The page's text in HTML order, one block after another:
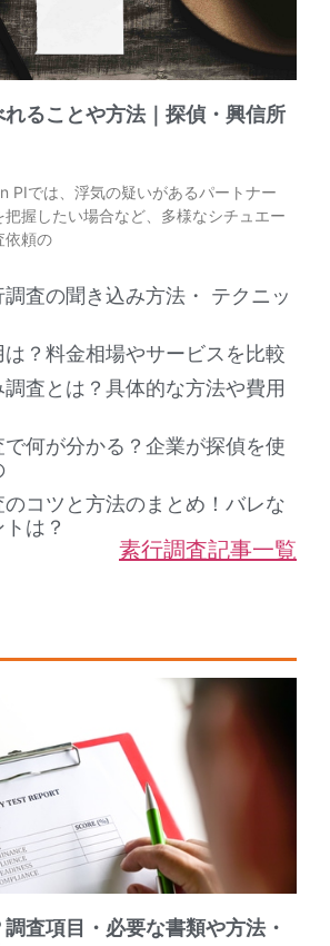
ることや方法｜探偵・興信所
PIでは、浮気の疑いがあるパートナー
握したい場合など、多様なシチュエー
依頼の
査の聞き込み方法・ テクニッ
？料金相場やサービスを比較
査とは？具体的な方法や費用
何が分かる？企業が探偵を使
コツと方法のまとめ！バレな
は？
素行調査記事一覧
査項目・必要な書類や方法・